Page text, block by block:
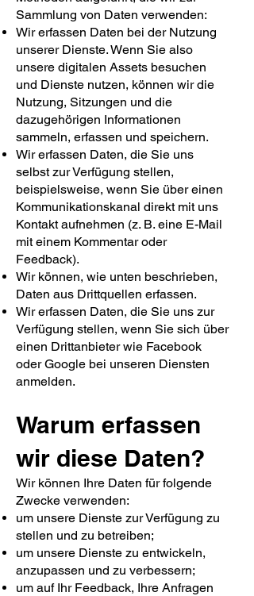
Sammlung von Daten verwenden:
Wir erfassen Daten bei der Nutzung
unserer Dienste. Wenn Sie also
unsere digitalen Assets besuchen
und Dienste nutzen, können wir die
Nutzung, Sitzungen und die
dazugehörigen Informationen
sammeln, erfassen und speichern.
Wir erfassen Daten, die Sie uns
selbst zur Verfügung stellen,
beispielsweise, wenn Sie über einen
Kommunikationskanal direkt mit uns
Kontakt aufnehmen (z. B. eine E-Mail
mit einem Kommentar oder
Feedback).
Wir können, wie unten beschrieben,
Daten aus Drittquellen erfassen.
Wir erfassen Daten, die Sie uns zur
Verfügung stellen, wenn Sie sich über
einen Drittanbieter wie Facebook
oder Google bei unseren Diensten
anmelden.
Warum erfassen
wir diese Daten?
Wir können Ihre Daten für folgende
Zwecke verwenden:
um unsere Dienste zur Verfügung zu
stellen und zu betreiben;
um unsere Dienste zu entwickeln,
anzupassen und zu verbessern;
um auf Ihr Feedback, Ihre Anfragen